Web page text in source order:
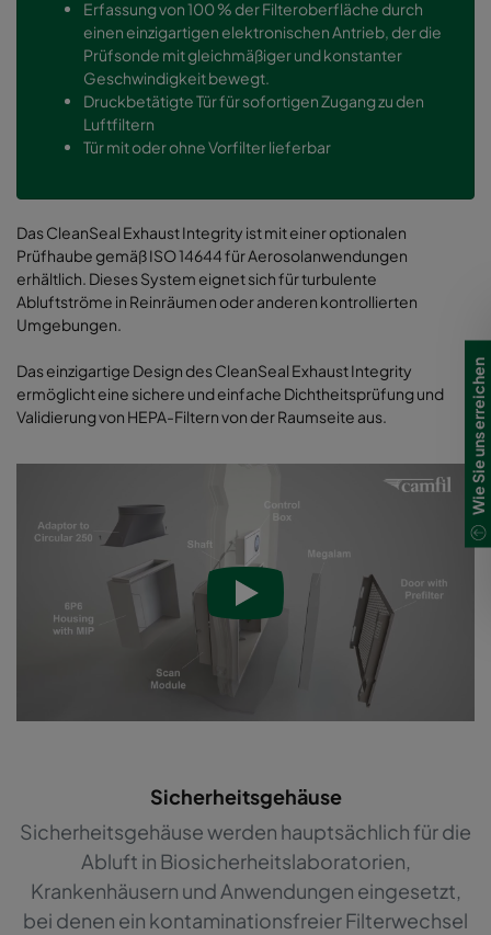
Erfassung von 100 % der Filteroberfläche durch
einen einzigartigen elektronischen Antrieb, der die
Prüfsonde mit gleichmäßiger und konstanter
Geschwindigkeit bewegt.
Druckbetätigte Tür für sofortigen Zugang zu den
Luftfiltern
Tür mit oder ohne Vorfilter lieferbar
Das CleanSeal Exhaust Integrity ist mit einer optionalen
Prüfhaube gemäß ISO 14644 für Aerosolanwendungen
erhältlich. Dieses System eignet sich für turbulente
Abluftströme in Reinräumen oder anderen kontrollierten
Umgebungen.
Das einzigartige Design des CleanSeal Exhaust Integrity
ermöglicht eine sichere und einfache Dichtheitsprüfung und
Validierung von HEPA-Filtern von der Raumseite aus.
Sicherheitsgehäuse
Sicherheitsgehäuse werden hauptsächlich für die
Abluft in Biosicherheitslaboratorien,
Krankenhäusern und Anwendungen eingesetzt,
bei denen ein kontaminationsfreier Filterwechsel
Wie Sie uns erreichen